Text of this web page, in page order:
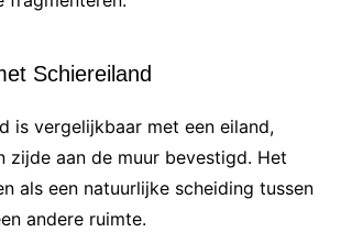
Schiereiland
is vergelijkbaar met een eiland,
zijde aan de muur bevestigd. Het
als een natuurlijke scheiding tussen
andere ruimte.